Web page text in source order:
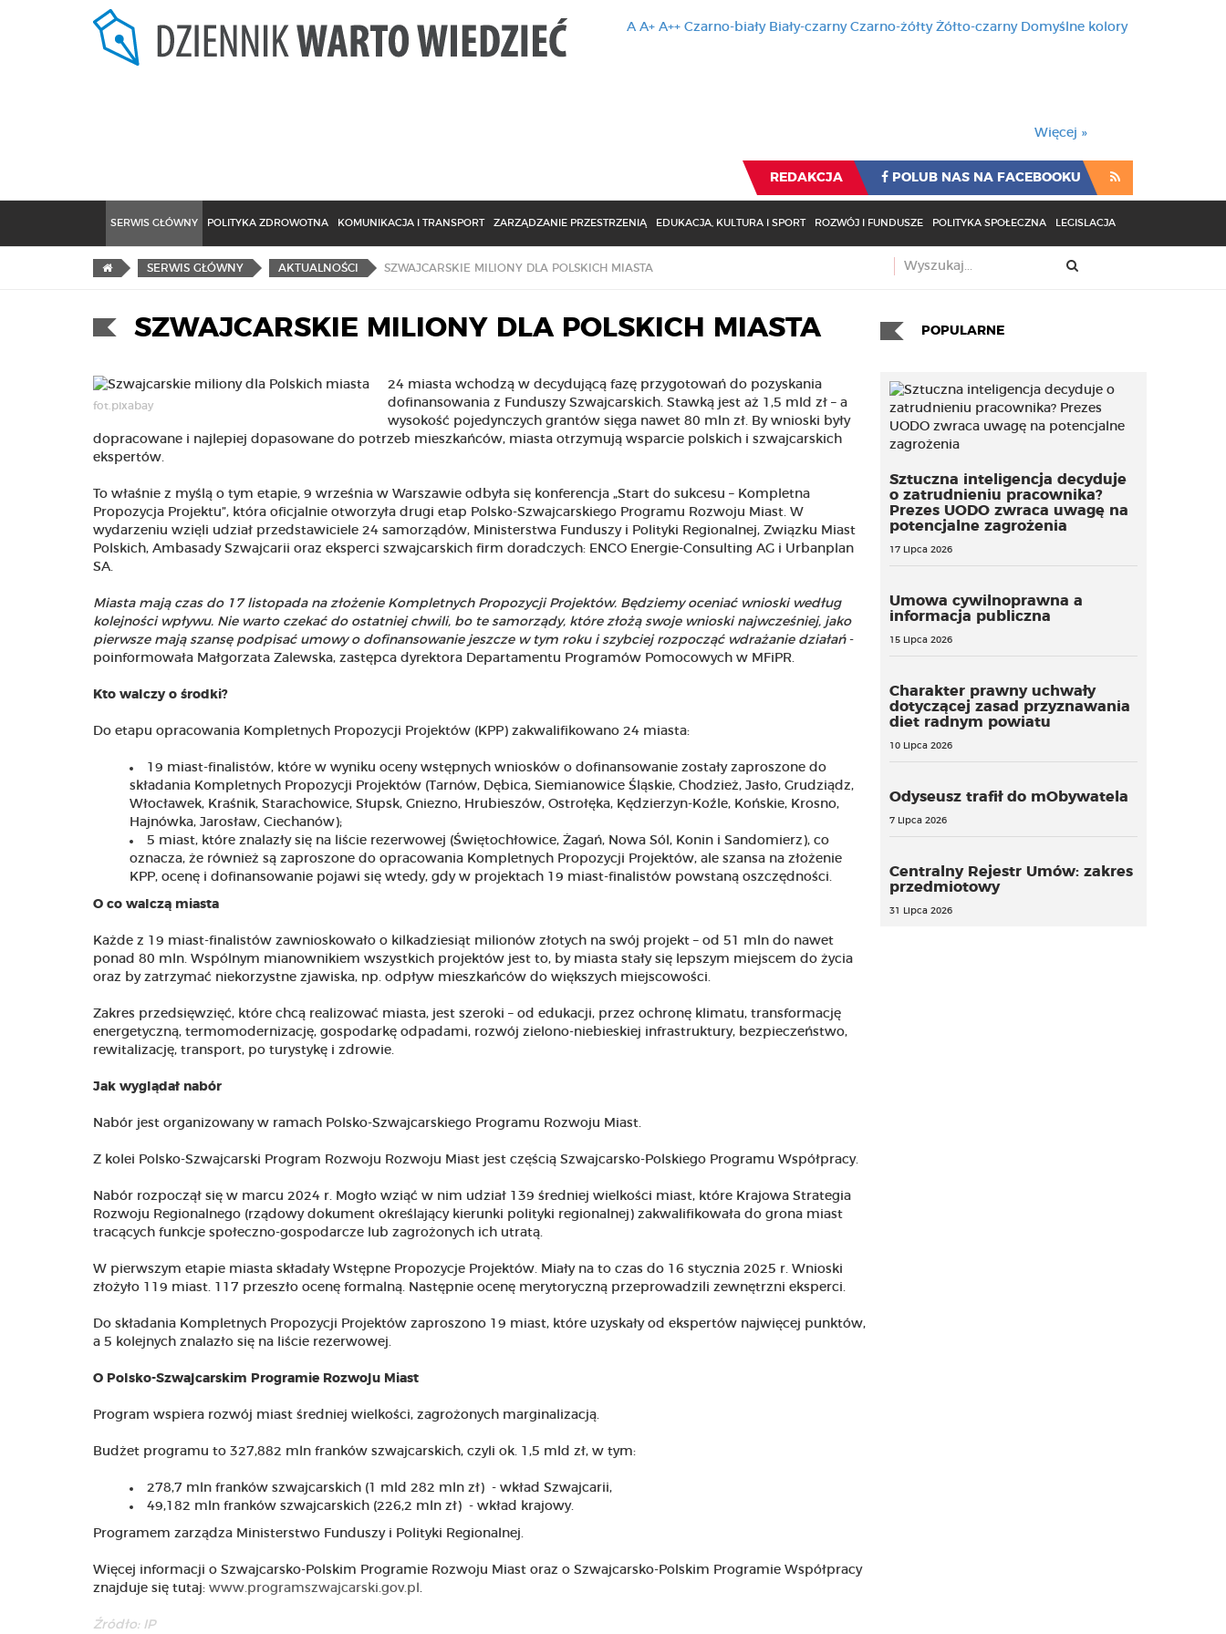
A A+ A++ Czarno-biały Biały-czarny Czarno-żółty Żółto-czarny Domyślne kolory
Więcej »
REDAKCJA POLUB NAS NA FACEBOOKU
SERWIS GŁÓWNY POLITYKA ZDROWOTNA KOMUNIKACJA I TRANSPORT ZARZĄDZANIE PRZESTRZENIĄ EDUKACJA, KULTURA I SPORT ROZWÓJ I FUNDUSZE POLITYKA SPOŁECZNA LEGISLACJA
SERWIS GŁÓWNY AKTUALNOŚCI SZWAJCARSKIE MILIONY DLA POLSKICH MIASTA
SZWAJCARSKIE MILIONY DLA POLSKICH MIASTA
fot.pixabay
24 miasta wchodzą w decydującą fazę przygotowań do pozyskania
dofinansowania z Funduszy Szwajcarskich. Stawką jest aż 1,5 mld zł – a
wysokość pojedynczych grantów sięga nawet 80 mln zł. By wnioski były
dopracowane i najlepiej dopasowane do potrzeb mieszkańców, miasta otrzymują wsparcie polskich i szwajcarskich
ekspertów.
To właśnie z myślą o tym etapie, 9 września w Warszawie odbyła się konferencja „Start do sukcesu – Kompletna
Propozycja Projektu”, która oficjalnie otworzyła drugi etap Polsko-Szwajcarskiego Programu Rozwoju Miast. W
wydarzeniu wzięli udział przedstawiciele 24 samorządów, Ministerstwa Funduszy i Polityki Regionalnej, Związku Miast
Polskich, Ambasady Szwajcarii oraz eksperci szwajcarskich firm doradczych: ENCO Energie-Consulting AG i Urbanplan
SA.
Miasta mają czas do 17 listopada na złożenie Kompletnych Propozycji Projektów. Będziemy oceniać wnioski według
kolejności wpływu. Nie warto czekać do ostatniej chwili, bo te samorządy, które złożą swoje wnioski najwcześniej, jako
pierwsze mają szansę podpisać umowy o dofinansowanie jeszcze w tym roku i szybciej rozpocząć wdrażanie działań-
poinformowała Małgorzata Zalewska, zastępca dyrektora Departamentu Programów Pomocowych w MFiPR.
Kto walczy o środki?
Do etapu opracowania Kompletnych Propozycji Projektów (KPP) zakwalifikowano 24 miasta:
19 miast-finalistów, które w wyniku oceny wstępnych wniosków o dofinansowanie zostały zaproszone do
składania Kompletnych Propozycji Projektów (Tarnów, Dębica, Siemianowice Śląskie, Chodzież, Jasło, Grudziądz,
Włocławek, Kraśnik, Starachowice, Słupsk, Gniezno, Hrubieszów, Ostrołęka, Kędzierzyn-Koźle, Końskie, Krosno,
Hajnówka, Jarosław, Ciechanów);
5 miast, które znalazły się na liście rezerwowej (Świętochłowice, Żagań, Nowa Sól, Konin i Sandomierz), co
oznacza, że również są zaproszone do opracowania Kompletnych Propozycji Projektów, ale szansa na złożenie
KPP, ocenę i dofinansowanie pojawi się wtedy, gdy w projektach 19 miast-finalistów powstaną oszczędności.
O co walczą miasta
Każde z 19 miast-finalistów zawnioskowało o kilkadziesiąt milionów złotych na swój projekt – od 51 mln do nawet
ponad 80 mln. Wspólnym mianownikiem wszystkich projektów jest to, by miasta stały się lepszym miejscem do życia
oraz by zatrzymać niekorzystne zjawiska, np. odpływ mieszkańców do większych miejscowości.
Zakres przedsięwzięć, które chcą realizować miasta, jest szeroki – od edukacji, przez ochronę klimatu, transformację
energetyczną, termomodernizację, gospodarkę odpadami, rozwój zielono-niebieskiej infrastruktury, bezpieczeństwo,
rewitalizację, transport, po turystykę i zdrowie.
Jak wyglądał nabór
Nabór jest organizowany w ramach Polsko-Szwajcarskiego Programu Rozwoju Miast.
Z kolei Polsko-Szwajcarski Program Rozwoju Rozwoju Miast jest częścią Szwajcarsko-Polskiego Programu Współpracy.
Nabór rozpoczął się w marcu 2024 r. Mogło wziąć w nim udział 139 średniej wielkości miast, które Krajowa Strategia
Rozwoju Regionalnego (rządowy dokument określający kierunki polityki regionalnej) zakwalifikowała do grona miast
tracących funkcje społeczno-gospodarcze lub zagrożonych ich utratą.
W pierwszym etapie miasta składały Wstępne Propozycje Projektów. Miały na to czas do 16 stycznia 2025 r. Wnioski
złożyło 119 miast. 117 przeszło ocenę formalną. Następnie ocenę merytoryczną przeprowadzili zewnętrzni eksperci.
Do składania Kompletnych Propozycji Projektów zaproszono 19 miast, które uzyskały od ekspertów najwięcej punktów,
a 5 kolejnych znalazło się na liście rezerwowej.
O Polsko-Szwajcarskim Programie Rozwoju Miast
Program wspiera rozwój miast średniej wielkości, zagrożonych marginalizacją.
Budżet programu to 327,882 mln franków szwajcarskich, czyli ok. 1,5 mld zł, w tym:
278,7 mln franków szwajcarskich (1 mld 282 mln zł) - wkład Szwajcarii,
49,182 mln franków szwajcarskich (226,2 mln zł) - wkład krajowy.
Programem zarządza Ministerstwo Funduszy i Polityki Regionalnej.
Więcej informacji o Szwajcarsko-Polskim Programie Rozwoju Miast oraz o Szwajcarsko-Polskim Programie Współpracy
znajduje się tutaj: www.programszwajcarski.gov.pl .
Źródło: IP
POPULARNE
Sztuczna inteligencja decyduje
o zatrudnieniu pracownika?
Prezes UODO zwraca uwagę na
potencjalne zagrożenia
17 Lipca 2026
Umowa cywilnoprawna a
informacja publiczna
15 Lipca 2026
Charakter prawny uchwały
dotyczącej zasad przyznawania
diet radnym powiatu
10 Lipca 2026
Odyseusz trafił do mObywatela
7 Lipca 2026
Centralny Rejestr Umów: zakres
przedmiotowy
31 Lipca 2026